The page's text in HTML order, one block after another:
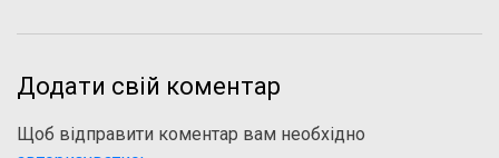
Додати свій коментар
Щоб відправити коментар вам необхідно